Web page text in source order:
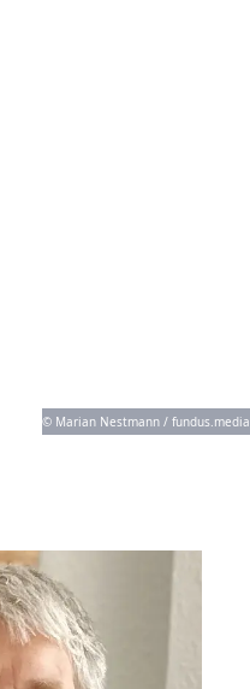
© Marian Nestmann / fundus.media